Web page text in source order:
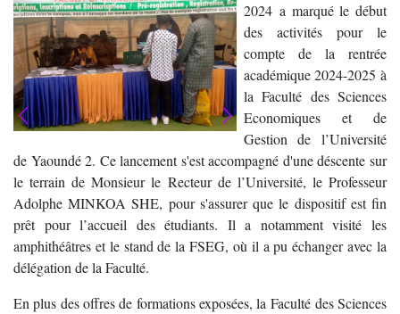
2024 a marqué le début
des activités pour le
compte de la rentrée
académique 2024-2025 à
la Faculté des Sciences
Economiques et de
Gestion de l’Université
de Yaoundé 2. Ce lancement s'est accompagné d'une déscente sur
le terrain de Monsieur le Recteur de l’Université, le Professeur
Adolphe MINKOA SHE, pour s'assurer que le dispositif est fin
prêt pour l’accueil des étudiants. Il a notamment visité les
amphithéâtres et le stand de la FSEG, où il a pu échanger avec la
délégation de la Faculté.
En plus des offres de formations exposées, la Faculté des Sciences